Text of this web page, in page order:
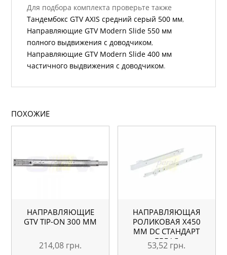
Для подбора комплекта проверьте также
Тандембокс GTV AXIS средний серый 500 мм,
Направляющие GTV Modern Slide 550 мм
полного выдвижения с доводчиком,
Направляющие GTV Modern Slide 400 мм
частичного выдвижения с доводчиком.
ПОХОЖИЕ
НАПРАВЛЯЮЩИЕ
GTV TIP-ON 300 ММ
214,08 грн.
НАПРАВЛЯЮЩАЯ
РОЛИКОВАЯ X450
ММ DC СТАНДАРТ
БЕЛАЯ
53,52 грн.